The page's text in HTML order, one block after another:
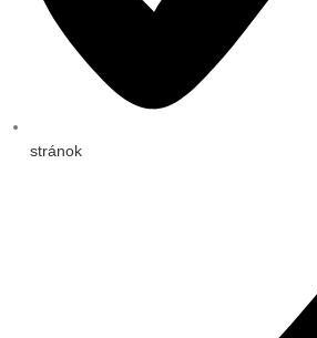
stránok